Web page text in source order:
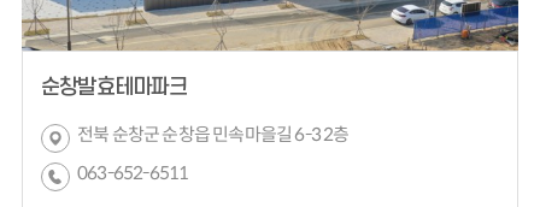
순창발효테마파크
전북 순창군 순창읍 민속마을길 6-3 2층
063-652-6511